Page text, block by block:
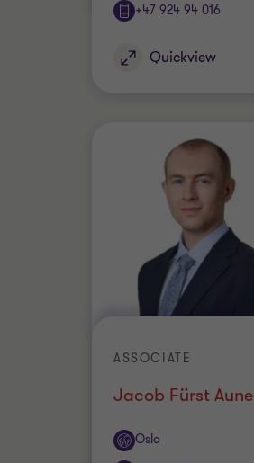
+47 924 94 016
Quickview
Jacob Fürst Aune
ASSOCIATE
Oslo
Office